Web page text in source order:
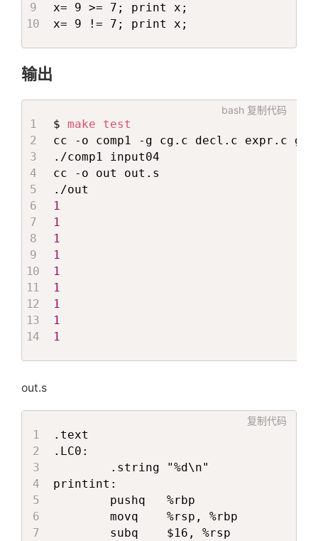
x= 9 >= 7; print x;
x= 9 != 7; print x;
输出
bash 复制代码
$ make
test
cc -o comp1 -g cg.c decl.c expr.c
./comp1 input04
cc -o out out.s
1
1
1
1
1
1
1
1
1
out.s
复制代码
.text
.LC0:
        .string "%d\n"
printint:
        pushq   %rbp
        movq    %rsp, %rbp
        subq    $16, %rsp